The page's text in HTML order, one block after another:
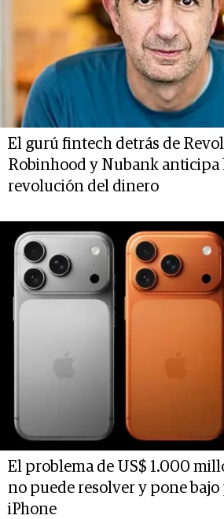
El gurú fintech detrás de
Robinhood y Nubank anticipa
revolución del dinero
El problema de US$ 1.000
no puede resolver y pone
iPhone